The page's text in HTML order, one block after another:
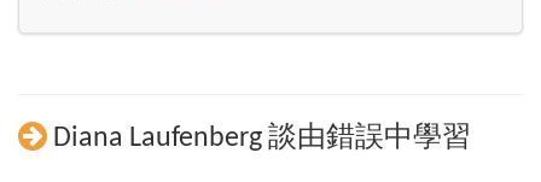
Diana Laufenberg 談由錯誤中學習